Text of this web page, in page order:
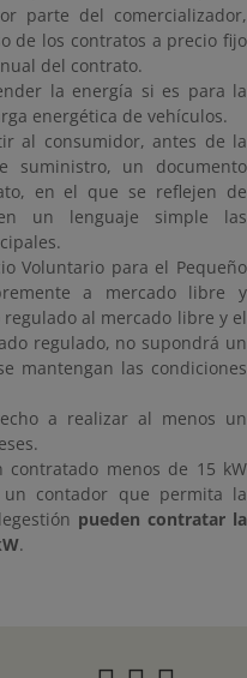
parte del comercializador,
de los contratos a precio fijo
del contrato.
la energía si es para la
energética de vehículos.
al consumidor, antes de la
suministro, un documento
en el que se reflejen de
un lenguaje simple las
Voluntario para el Pequeño
a mercado libre y
al mercado libre y el
regulado, no supondrá un
mantengan las condiciones
a realizar al menos un
contratado menos de 15 kW
contador que permita la
pueden contratar la
.